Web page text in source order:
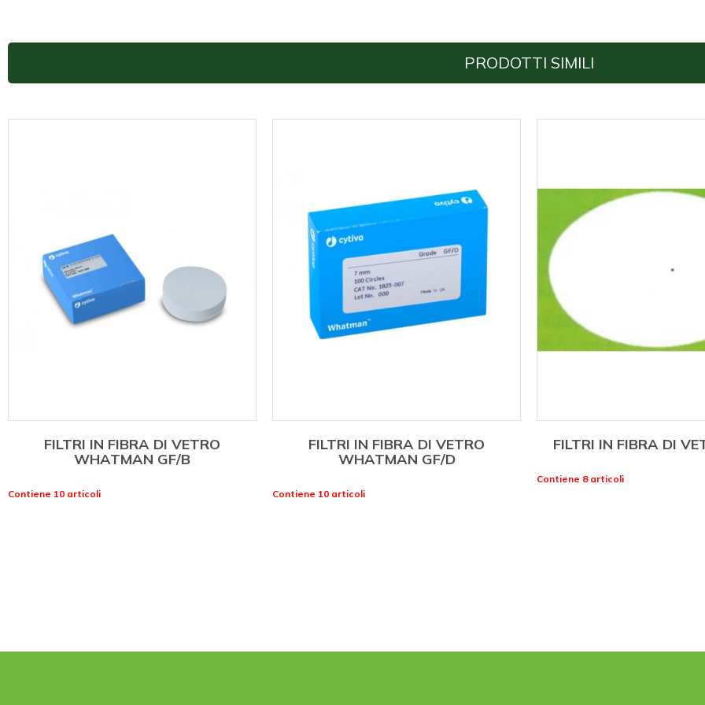
PRODOTTI SIMILI
FILTRI IN FIBRA DI VETRO
WHATMAN GF/B
Contiene 10 articoli
FILTRI IN FIBRA DI VETRO
WHATMAN GF/D
Contiene 10 articoli
FILTRI IN FIBRA DI
Contiene 8 articoli